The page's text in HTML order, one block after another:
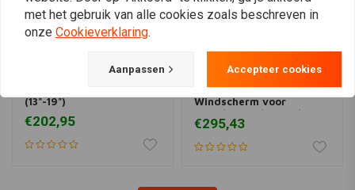
MEMPHIS SHADES
(13"-19")
€202,95
NATIONAL CYCLE
Street Shield EX
Windscherm voor
BMW/Honda/Indian/
Guzzi/Triumph | Licht
Getint
€295,43
met het gebruik van alle cookies zoals beschreven in
onze Cookieverklaring.
Aanpassen Accepteer cookies